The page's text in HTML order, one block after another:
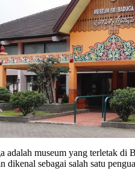
adalah museum yang terletak di
dikenal sebagai salah satu